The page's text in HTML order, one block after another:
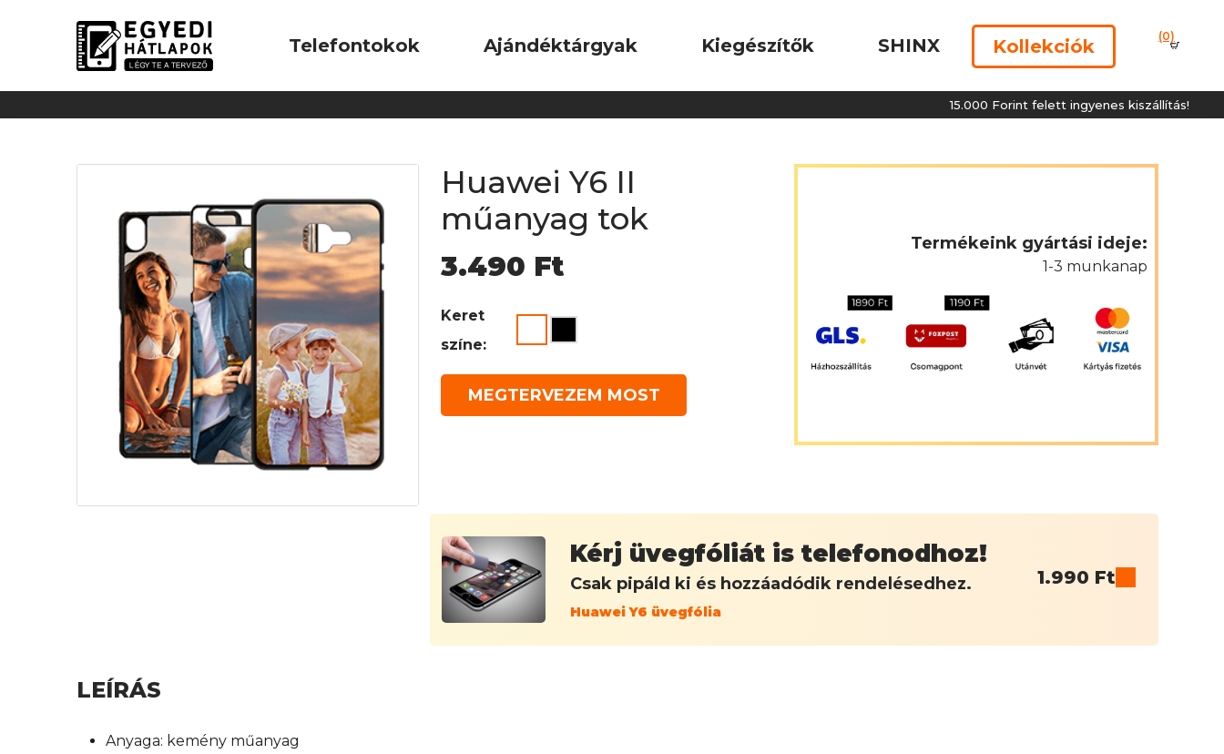
Telefontokok Ajándéktárgyak Kiegészítők SHINX Kollekciók (0)
15.000 Forint felett ingyenes kiszállítás!
Huawei Y6 II
műanyag tok
3.490 Ft
Keret
színe:
MEGTERVEZEM MOST
Termékeink gyártási ideje:
1-3 munkanap
Kérj üvegfóliát is telefonodhoz!
Csak pipáld ki és hozzáadódik rendelésedhez.
Huawei Y6 üvegfólia
1.990 Ft
LEÍRÁS
Anyaga: kemény műanyag